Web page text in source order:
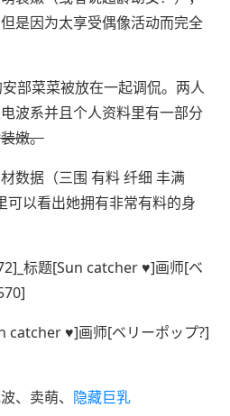
是因为太享受偶像活动而完全
安部菜菜被放在一起调侃。两人
波系并且个人资料里有一部分
嫩。
数据（三围 有料 纤细 丰满
可以看出她拥有非常有料的身
catcher ♥]画师[ベリーポップ?]
、卖萌、 隐藏巨乳